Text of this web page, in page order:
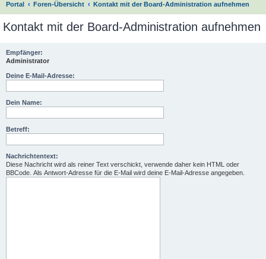
Portal Foren-Übersicht Kontakt mit der Board-Administration aufnehmen
c
Kontakt mit der Board-Administration aufnehmen
Empfänger:
Administrator
Deine E-Mail-Adresse:
Dein Name:
Betreff:
Nachrichtentext:
Diese Nachricht wird als reiner Text verschickt, verwende daher kein HTML oder
BBCode. Als Antwort-Adresse für die E-Mail wird deine E-Mail-Adresse angegeben.